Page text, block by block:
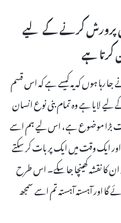
کی پرورش کرنے کے لیے
کرتا ہے
رہا ہوں کہ یہ کیسے ہے کہ اس قسم
لایا ہے وہ تمام بنی نوع انسان
بڑا موضوع ہے، اس لیے ہم اسے
ایک وقت میں ایک پر بات کر سکتے
کا نقشہ کھینچا جا سکے۔ اس طرح
اور آہستہ آہستہ تم اسے سمجھ